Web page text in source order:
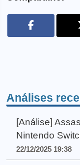
Análises
[Análise]
Nintendo
22/12/2025 19:38